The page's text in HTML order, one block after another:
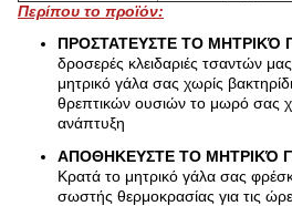
Περίπου το προϊόν:
ΠΡΟΣΤΑΤΕΥΣΤΕ ΤΟ ΜΗΤΡΙΚΌ
δροσερές κλειδαριές τσαντών
μητρικό γάλα σας χωρίς
θρεπτικών ουσιών το μωρό σας
ανάπτυξη
ΑΠΟΘΗΚΕΥΣΤΕ ΤΟ ΜΗΤΡΙΚΌ
Κρατά το μητρικό γάλα σας
σωστής θερμοκρασίας για τις